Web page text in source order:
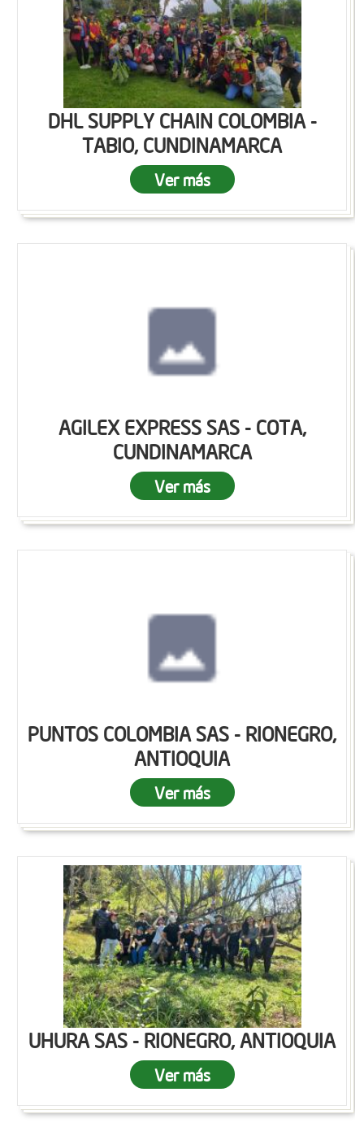
DHL SUPPLY CHAIN COLOMBIA -
TABIO, CUNDINAMARCA
Ver más
AGILEX EXPRESS SAS - COTA,
CUNDINAMARCA
Ver más
PUNTOS COLOMBIA SAS - RIONEGRO,
ANTIOQUIA
Ver más
UHURA SAS - RIONEGRO, ANTIOQUIA
Ver más